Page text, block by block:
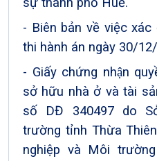
- Biên bản về việc
thi hành án ngày 30/
- Giấy chứng nhận
sở hữu nhà ở và tài
số DĐ 340497 do
trường tỉnh Thừa
nghiệp và Môi